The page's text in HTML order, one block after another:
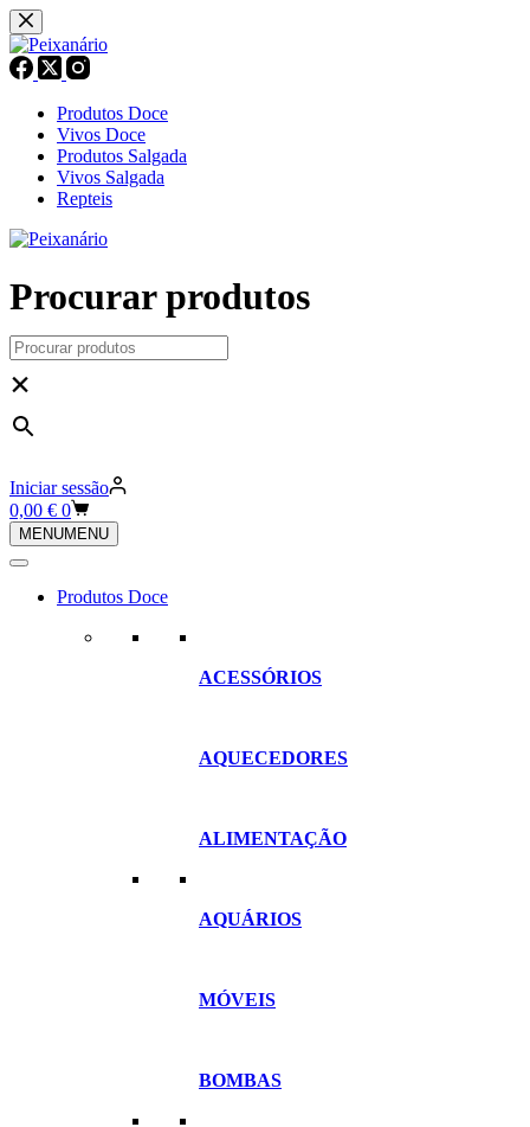
Pular
para
o
conteúdo
Produtos Doce
Vivos Doce
Produtos Salgada
Vivos Salgada
Repteis
Procurar produtos
×
Iniciar sessão
Carrinho
de
compras
0,00 € 0
MENUMENU
Produtos Doce
ACESSÓRIOS
AQUECEDORES
ALIMENTAÇÃO
AQUÁRIOS
MÓVEIS
BOMBAS